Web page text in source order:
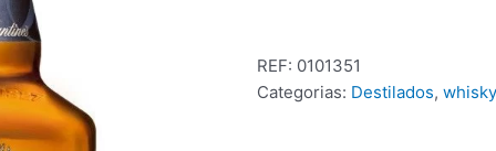
REF: 0101351
Categorias: Destilados, whisky